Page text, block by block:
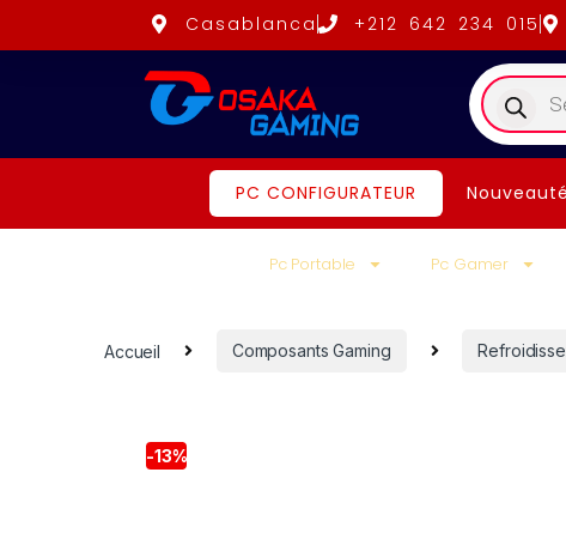
Casablanca +212 642 234 015
PC CONFIGURATEUR Nouveauté
Pc Portable Pc Gamer
Accueil Composants Gaming
-13%